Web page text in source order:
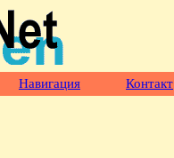
Навигация Контакт